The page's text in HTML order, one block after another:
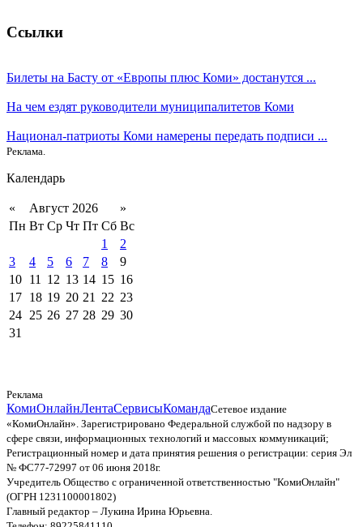
Ссылки
Билеты на Басту от «Европы плюс Коми» достанутся ...
На чем ездят руководители муниципалитетов Коми
Национал-патриоты Коми намерены передать подписи ...
Реклама.
Календарь
« Август 2026
»
Пн Вт Ср Чт Пт Сб Вс
1
2
3
4 5 6 7 8
9
10 11 12 13 14 15 16
17 18 19 20 21 22 23
24 25 26 27 28 29 30
31
Реклама
КомиОнлайнЛентаСервисыКомандаСетевое издание
«КомиОнлайн». Зарегистрировано Федеральной службой по надзору в
сфере связи, информационных технологий и массовых коммуникаций;
Регистрационный номер и дата принятия решения о регистрации: серия Эл
№ ФС77-72997 от 06 июня 2018г.
Учредитель Общество с ограниченной ответственностью "КомиОнлайн"
(ОГРН 1231100001802)
Главный редактор – Лукина Ирина Юрьевна.